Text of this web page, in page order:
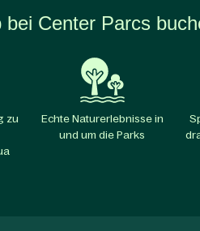
Center Parcs
zu
Echte Naturerlebnisse in
und um die Parks​